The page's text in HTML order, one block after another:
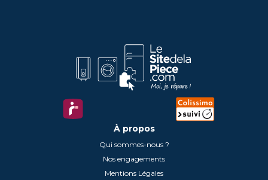
À propos
Qui sommes-nous ?
Nos engagements
Mentions Légales